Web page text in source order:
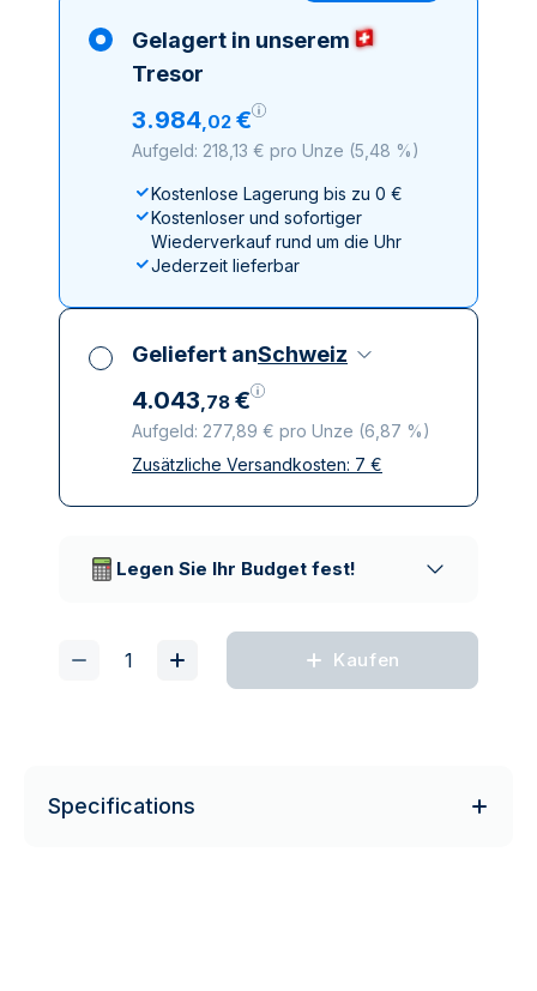
Gelagert in unserem
Tresor
3.984,02 €
Aufgeld: 218,13 € pro Unze (5,48 %)
Kostenlose Lagerung bis zu 0 €
Kostenloser und sofortiger
Wiederverkauf rund um die Uhr
Jederzeit lieferbar
Geliefert anSchweiz
4.043,78 €
Aufgeld: 277,89 € pro Unze (6,87 %)
Alle Steuern inbegriffen
Zusätzliche Versandkosten: 7 €
Legen Sie Ihr Budget fest!
Kaufen
Specifications